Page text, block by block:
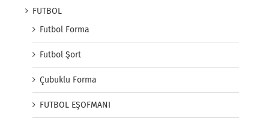
FUTBOL
Futbol Forma
Futbol Şort
Çubuklu Forma
FUTBOL EŞOFMANI